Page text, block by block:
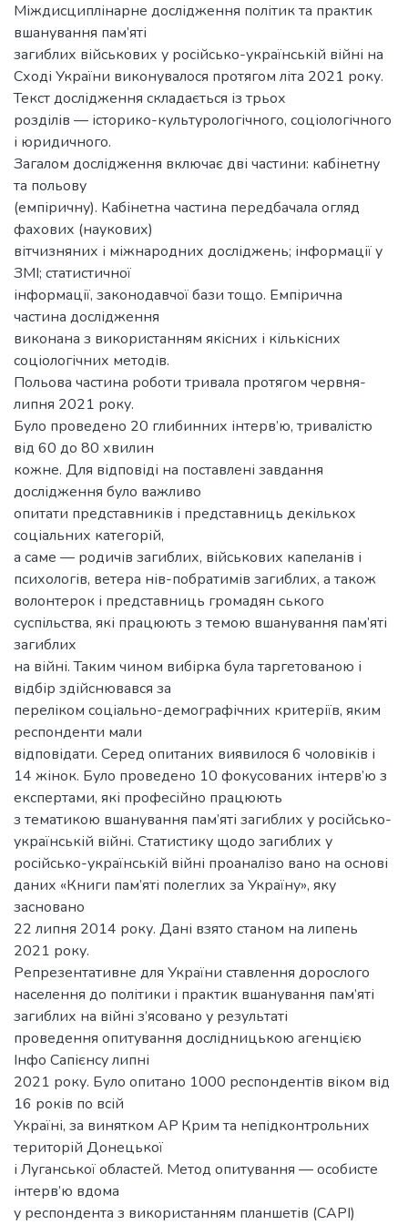
Міждисциплінарне дослідження політик та практик
вшанування пам’яті
загиблих військових у російсько-українській війні на
Сході України виконувалося протягом літа 2021 року.
Текст дослідження складається із трьох
розділів — історико-культурологічного, соціологічного
і юридичного.
Загалом дослідження включає дві частини: кабінетну
та польову
(емпіричну). Кабінетна частина передбачала огляд
фахових (наукових)
вітчизняних і міжнародних досліджень; інформації у
ЗМІ; статистичної
інформації, законодавчої бази тощо. Емпірична
частина дослідження
виконана з використанням якісних і кількісних
соціологічних методів.
Польова частина роботи тривала протягом червня-
липня 2021 року.
Було проведено 20 глибинних інтерв’ю, тривалістю
від 60 до 80 хвилин
кожне. Для відповіді на поставлені завдання
дослідження було важливо
опитати представників і представниць декількох
соціальних категорій,
а саме — родичів загиблих, військових капеланів і
психологів, ветера нів-побратимів загиблих, а також
волонтерок і представниць громадян ського
суспільства, які працюють з темою вшанування пам’яті
загиблих
на війні. Таким чином вибірка була таргетованою і
відбір здійснювався за
переліком соціально-демографічних критеріїв, яким
респонденти мали
відповідати. Серед опитаних виявилося 6 чоловіків і
14 жінок. Було проведено 10 фокусованих інтерв’ю з
експертами, які професійно працюють
з тематикою вшанування пам’яті загиблих у російсько-
українській війні. Статистику щодо загиблих у
російсько-українській війні проаналізо вано на основі
даних «Книги пам’яті полеглих за Україну», яку
засновано
22 липня 2014 року. Дані взято станом на липень
2021 року.
Репрезентативне для України ставлення дорослого
населення до політики і практик вшанування пам’яті
загиблих на війні з’ясовано у результаті
проведення опитування дослідницькою агенцією
Інфо Сапієнсу липні
2021 року. Було опитано 1000 респондентів віком від
16 років по всій
Україні, за винятком АР Крим та непідконтрольних
територій Донецької
і Луганської областей. Метод опитування — особисте
інтерв’ю вдома
у респондента з використанням планшетів (САРІ)